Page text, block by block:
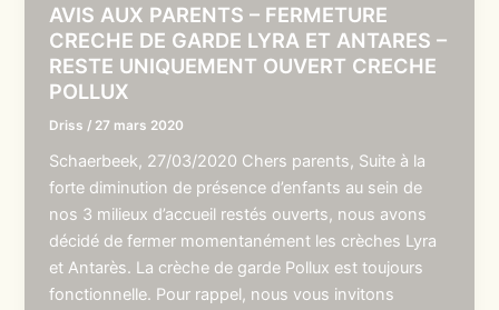
AVIS AUX PARENTS – FERMETURE
CRECHE DE GARDE LYRA ET ANTARES –
RESTE UNIQUEMENT OUVERT CRECHE
POLLUX
Driss / 27 mars 2020
Schaerbeek, 27/03/2020 Chers parents, Suite à la
forte diminution de présence d’enfants au sein de
nos 3 milieux d’accueil restés ouverts, nous avons
décidé de fermer momentanément les crèches Lyra
et Antarès. La crèche de garde Pollux est toujours
fonctionnelle. Pour rappel, nous vous invitons